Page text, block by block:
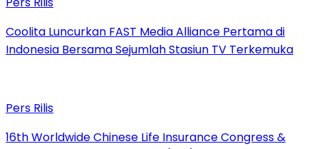
Coolita Luncurkan FAST Media Alliance Pertama di
Indonesia Bersama Sejumlah Stasiun TV Terkemuka
Pers Rilis
16th Worldwide Chinese Life Insurance Congress &